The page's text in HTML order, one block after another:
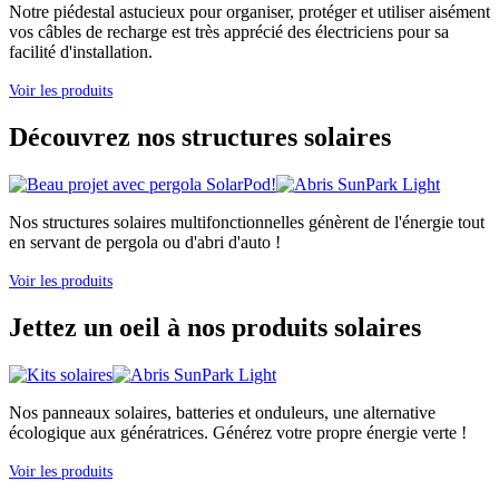
Notre piédestal astucieux pour organiser, protéger et utiliser aisément
vos câbles de recharge est très apprécié des électriciens pour sa
facilité d'installation.
Voir les produits
Découvrez nos structures solaires
Nos structures solaires multifonctionnelles génèrent de l'énergie tout
en servant de pergola ou d'abri d'auto !
Voir les produits
Jettez un oeil à nos produits solaires
Nos panneaux solaires, batteries et onduleurs, une alternative
écologique aux génératrices. Générez votre propre énergie verte !
Voir les produits